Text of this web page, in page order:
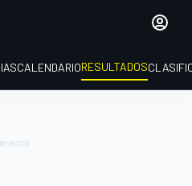
CALENDARIORESULTADOS